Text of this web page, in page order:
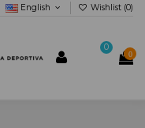
English Wishlist (0)
0
0